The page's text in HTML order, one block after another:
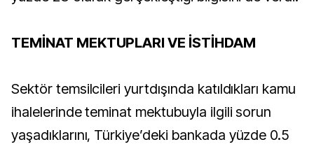
TEMİNAT MEKTUPLARI VE İSTİHDAM
Sektör temsilcileri yurtdışında katıldıkları kamu
ihalelerinde teminat mektubuyla ilgili sorun
yaşadıklarını, Türkiye’deki bankada yüzde 0.5